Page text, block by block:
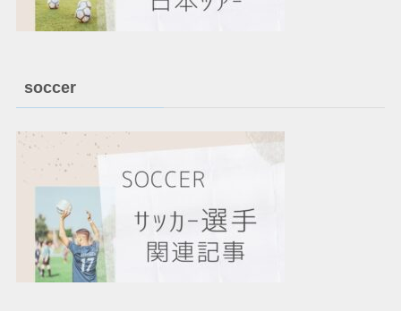
soccer